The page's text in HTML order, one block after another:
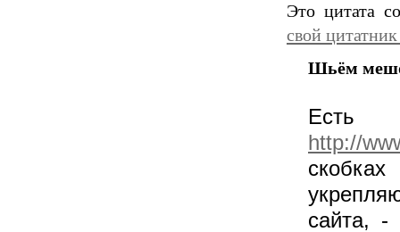
Это цитата
свой
Шьём
http://
сайта, -